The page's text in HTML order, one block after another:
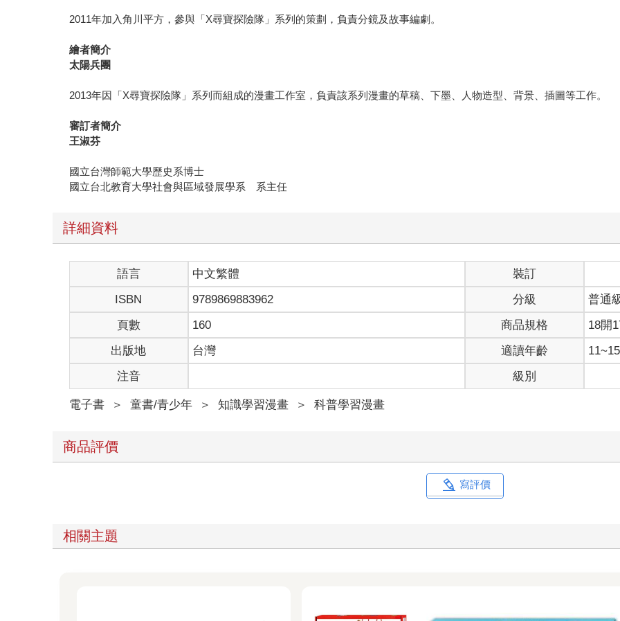
2011年加入角川平方，參與「X尋寶探險隊」系列的策劃，負責分鏡及故事編劇。
繪者簡介
太陽兵團
2013年因「X尋寶探險隊」系列而組成的漫畫工作室，負責該系列漫畫的草稿、下墨、人物造型、背景、插圖等工作。
審訂者簡介
王淑芬
國立台灣師範大學歷史系博士
國立台北教育大學社會與區域發展學系 系主任
詳細資料
語言 中文繁體
裝訂
ISBN
9789869883962 分級
普通
頁數
160 商品規格
18開
出版地
台灣 適讀年齡
注音
級別
電子書 ＞ 童書/青少年 ＞ 知識學習漫畫 ＞ 科普學習漫畫
商品評價
寫評價
相關主題